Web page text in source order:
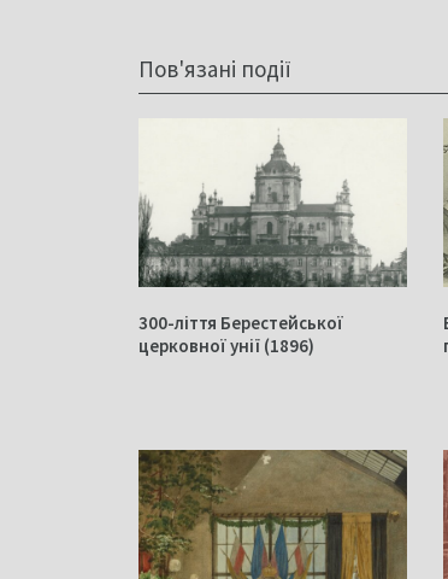
Пов'язані події
300-ліття Берестейської
церковної унії (1896)